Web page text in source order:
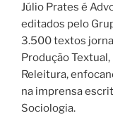
Júlio Prates é
editados pelo
3.500 textos
Produção
Releitura,
na imprensa
Sociologia.